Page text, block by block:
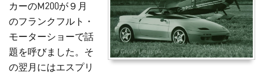
カーのM200が９月
のフランクフルト・
モーターショーで話
題を呼びました。そ
の翌月にはエスプリ